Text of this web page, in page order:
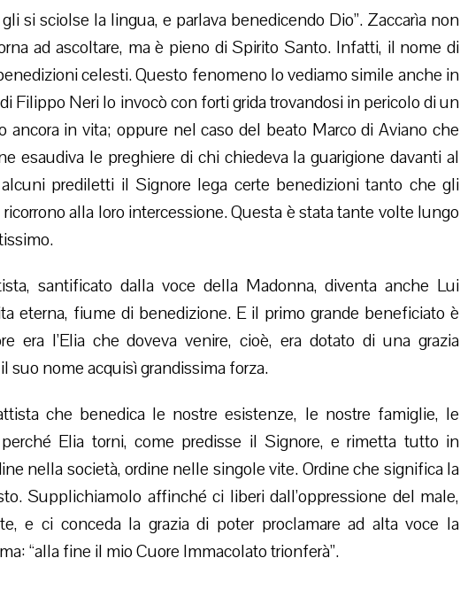
si sciolse la lingua, e parlava benedicendo Dio”. Zaccarìa non
ad ascoltare, ma è pieno di Spirito Santo. Infatti, il nome di
celesti. Questo fenomeno lo vediamo simile anche in
Filippo Neri lo invocò con forti grida trovandosi in pericolo di un
ancora in vita; oppure nel caso del beato Marco di Aviano che
esaudiva le preghiere di chi chiedeva la guarigione davanti al
prediletti il Signore lega certe benedizioni tanto che gli
alla loro intercessione. Questa è stata tante volte lungo
santificato dalla voce della Madonna, diventa anche Lui
eterna, fiume di benedizione. E il primo grande beneficiato è
era l’Elia che doveva venire, cioè, era dotato di una grazia
suo nome acquisì grandissima forza.
che benedica le nostre esistenze, le nostre famiglie, le
Elia torni, come predisse il Signore, e rimetta tutto in
nella società, ordine nelle singole vite. Ordine che significa la
Supplichiamolo affinché ci liberi dall’oppressione del male,
e ci conceda la grazia di poter proclamare ad alta voce la
“alla fine il mio Cuore Immacolato trionferà”.